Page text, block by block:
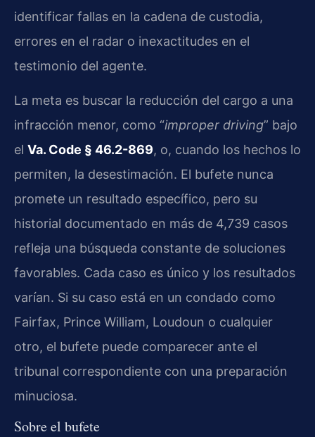
identificar fallas en la cadena de custodia,
errores en el radar o inexactitudes en el
testimonio del agente.
La meta es buscar la reducción del cargo a una
infracción menor, como “improper driving” bajo
el Va. Code § 46.2-869, o, cuando los hechos lo
permiten, la desestimación. El bufete nunca
promete un resultado específico, pero su
historial documentado en más de 4,739 casos
refleja una búsqueda constante de soluciones
favorables. Cada caso es único y los resultados
varían. Si su caso está en un condado como
Fairfax, Prince William, Loudoun o cualquier
otro, el bufete puede comparecer ante el
tribunal correspondiente con una preparación
minuciosa.
Sobre el bufete